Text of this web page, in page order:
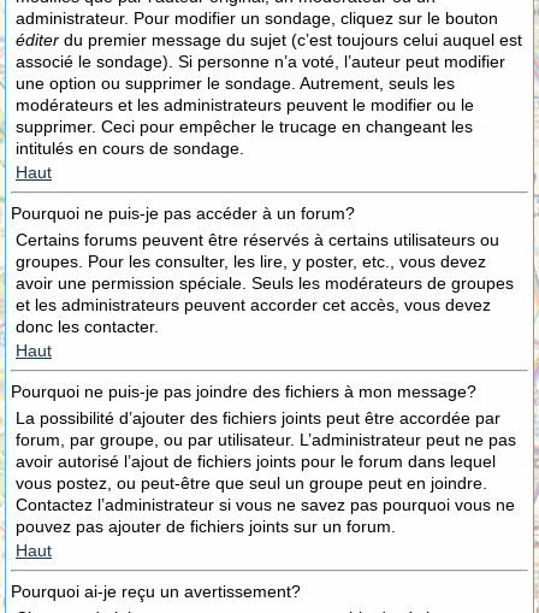
administrateur. Pour modifier un sondage, cliquez sur le bouton
éditer du premier message du sujet (c’est toujours celui auquel est
associé le sondage). Si personne n’a voté, l’auteur peut modifier
une option ou supprimer le sondage. Autrement, seuls les
modérateurs et les administrateurs peuvent le modifier ou le
supprimer. Ceci pour empêcher le trucage en changeant les
intitulés en cours de sondage.
Haut
Pourquoi ne puis-je pas accéder à un forum?
Certains forums peuvent être réservés à certains utilisateurs ou
groupes. Pour les consulter, les lire, y poster, etc., vous devez
avoir une permission spéciale. Seuls les modérateurs de groupes
et les administrateurs peuvent accorder cet accès, vous devez
donc les contacter.
Haut
Pourquoi ne puis-je pas joindre des fichiers à mon message?
La possibilité d’ajouter des fichiers joints peut être accordée par
forum, par groupe, ou par utilisateur. L’administrateur peut ne pas
avoir autorisé l’ajout de fichiers joints pour le forum dans lequel
vous postez, ou peut-être que seul un groupe peut en joindre.
Contactez l’administrateur si vous ne savez pas pourquoi vous ne
pouvez pas ajouter de fichiers joints sur un forum.
Haut
Pourquoi ai-je reçu un avertissement?